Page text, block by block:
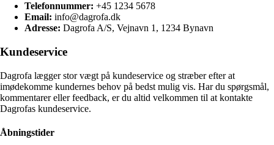
Telefonnummer: +45 1234 5678
Email: info@dagrofa.dk
Adresse: Dagrofa A/S, Vejnavn 1, 1234 Bynavn
Kundeservice
Dagrofa lægger stor vægt på kundeservice og stræber efter at
imødekomme kundernes behov på bedst mulig vis. Har du spørgsmål,
kommentarer eller feedback, er du altid velkommen til at kontakte
Dagrofas kundeservice.
Åbningstider